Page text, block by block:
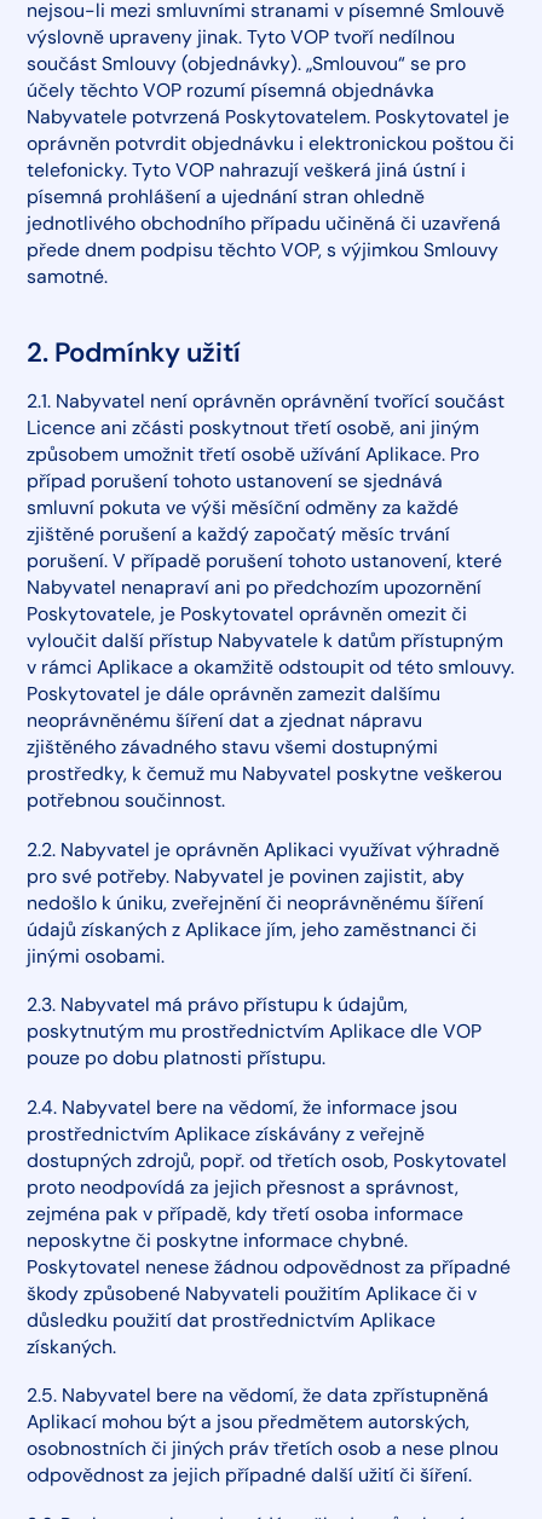
nejsou-li mezi smluvními stranami v písemné Smlouvě
výslovně upraveny jinak. Tyto VOP tvoří nedílnou
součást Smlouvy (objednávky). „Smlouvou“ se pro
účely těchto VOP rozumí písemná objednávka
Nabyvatele potvrzená Poskytovatelem. Poskytovatel je
oprávněn potvrdit objednávku i elektronickou poštou či
telefonicky. Tyto VOP nahrazují veškerá jiná ústní i
písemná prohlášení a ujednání stran ohledně
jednotlivého obchodního případu učiněná či uzavřená
přede dnem podpisu těchto VOP, s výjimkou Smlouvy
samotné.
2. Podmínky užití
2.1. Nabyvatel není oprávněn oprávnění tvořící součást
Licence ani zčásti poskytnout třetí osobě, ani jiným
způsobem umožnit třetí osobě užívání Aplikace. Pro
případ porušení tohoto ustanovení se sjednává
smluvní pokuta ve výši měsíční odměny za každé
zjištěné porušení a každý započatý měsíc trvání
porušení. V případě porušení tohoto ustanovení, které
Nabyvatel nenapraví ani po předchozím upozornění
Poskytovatele, je Poskytovatel oprávněn omezit či
vyloučit další přístup Nabyvatele k datům přístupným
v rámci Aplikace a okamžitě odstoupit od této smlouvy.
Poskytovatel je dále oprávněn zamezit dalšímu
neoprávněnému šíření dat a zjednat nápravu
zjištěného závadného stavu všemi dostupnými
prostředky, k čemuž mu Nabyvatel poskytne veškerou
potřebnou součinnost.
2.2. Nabyvatel je oprávněn Aplikaci využívat výhradně
pro své potřeby. Nabyvatel je povinen zajistit, aby
nedošlo k úniku, zveřejnění či neoprávněnému šíření
údajů získaných z Aplikace jím, jeho zaměstnanci či
jinými osobami.
2.3. Nabyvatel má právo přístupu k údajům,
poskytnutým mu prostřednictvím Aplikace dle VOP
pouze po dobu platnosti přístupu.
2.4. Nabyvatel bere na vědomí, že informace jsou
prostřednictvím Aplikace získávány z veřejně
dostupných zdrojů, popř. od třetích osob, Poskytovatel
proto neodpovídá za jejich přesnost a správnost,
zejména pak v případě, kdy třetí osoba informace
neposkytne či poskytne informace chybné.
Poskytovatel nenese žádnou odpovědnost za případné
škody způsobené Nabyvateli použitím Aplikace či v
důsledku použití dat prostřednictvím Aplikace
získaných.
2.5. Nabyvatel bere na vědomí, že data zpřístupněná
Aplikací mohou být a jsou předmětem autorských,
osobnostních či jiných práv třetích osob a nese plnou
odpovědnost za jejich případné další užití či šíření.